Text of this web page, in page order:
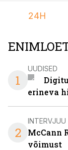
24H
1
UUDISED
erineva
2
INTERVJUU
McCann
võimust